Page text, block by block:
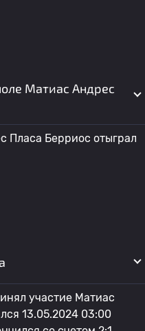
Матиас Андрес
Пласа Берриос отыграл
участие Матиас
13.05.2024 03:00